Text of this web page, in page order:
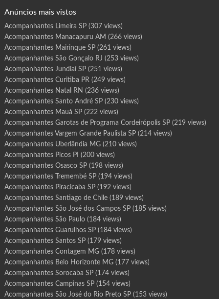
r
m
a
e
t
o
g
a
S
P
Anúncios mais vistos
Acompanhantes Limeira SP(307 views)
Acompanhantes Manacapuru AM (266 views)
Acompanhantes Mairinque SP(261 views)
Acompanhantes São Gonçalo RJ (253 views)
Acompanhantes Jundiaí SP(251 views)
Acompanhantes Curitiba PR(249 views)
Acompanhantes Natal RN (236 views)
Acompanhantes Santo André SP(230 views)
Acompanhantes Mauá SP(222 views)
Acompanhantes Garotas de Programa Cordeirópolis SP(219 views)
Acompanhantes Vargem Grande Paulista SP(214 views)
Acompanhantes Uberlândia MG(210 views)
Acompanhantes Picos PI (200 views)
Acompanhantes Osasco SP(198 views)
Acompanhantes Tremembé SP(194 views)
Acompanhantes Piracicaba SP(192 views)
Acompanhantes Santiago de Chile(189 views)
Acompanhantes São José dos Campos SP(185 views)
Acompanhantes São Paulo(184 views)
Acompanhantes Guarulhos SP(184 views)
Acompanhantes Santos SP(179 views)
Acompanhantes Contagem MG(178 views)
Acompanhantes Belo Horizonte MG(177 views)
Acompanhantes Sorocaba SP(174 views)
Acompanhantes Campinas SP(154 views)
Acompanhantes São José do Rio Preto SP(153 views)